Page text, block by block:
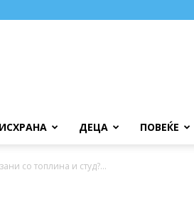
ИСХРАНА ДЕЦА ПОВЕЌЕ
со топлина и студ?...